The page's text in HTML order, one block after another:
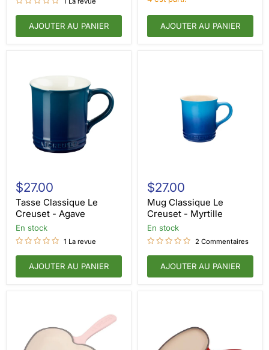
AJOUTER AU PANIER AJOUTER AU PANIER
Classique
Le
Creuset
Agave
$27.00
Tasse Classique Le
Creuset - Agave
en stock
1 La revue
AJOUTER AU PANIER
Classique
Le
Creuset
Myrtille
$27.00
Mug Classique Le
Creuset - Myrtille
en stock
2 Commentaires
AJOUTER AU PANIER